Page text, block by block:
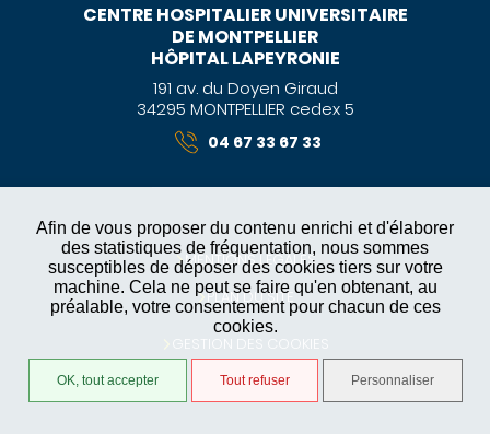
Afin de vous proposer du contenu enrichi et d'élaborer
des statistiques de fréquentation, nous sommes
susceptibles de déposer des cookies tiers sur votre
machine. Cela ne peut se faire qu'en obtenant, au
préalable, votre consentement pour chacun de ces
cookies.
OK, tout accepter Tout refuser Personnaliser
CENTRE HOSPITALIER UNIVERSITAIRE
DE MONTPELLIER
HÔPITAL LAPEYRONIE
191 av. du Doyen Giraud
34295 MONTPELLIER cedex 5
04 67 33 67 33
MENTIONS LÉGALES
PLAN DU SITE
GESTION DES COOKIES